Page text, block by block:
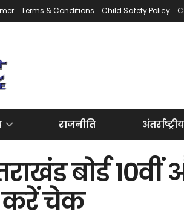
Terms & Conditions Child Safety Policy
राजनीति अंतर्राष्ट्रीय
बोर्ड 10वीं
करें चेक